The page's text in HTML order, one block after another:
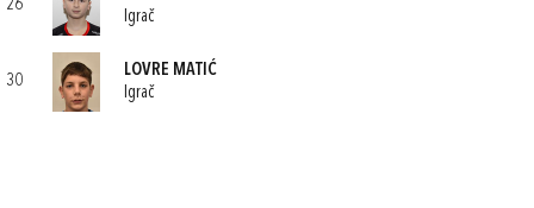
26
Igrač
30
LOVRE MATIĆ
Igrač